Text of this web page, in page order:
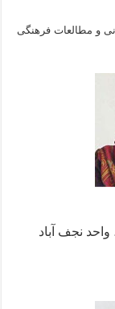
و مطالعات فرهنگى
واحد نجف آباد